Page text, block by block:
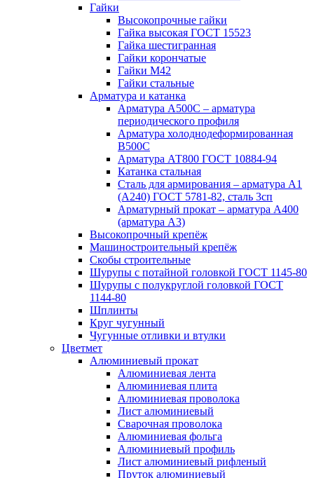
Гайки
Высокопрочные гайки
Гайка высокая ГОСТ 15523
Гайка шестигранная
Гайки корончатые
Гайки М42
Гайки стальные
Арматура и катанка
Арматура А500С – арматура
периодического профиля
Арматура холоднодеформированная
В500С
Арматура АТ800 ГОСТ 10884-94
Катанка стальная
Сталь для армирования – арматура А1
(А240) ГОСТ 5781-82, сталь 3сп
Арматурный прокат – арматура А400
(арматура А3)
Высокопрочный крепёж
Машиностроительный крепёж
Скобы строительные
Шурупы с потайной головкой ГОСТ 1145-80
Шурупы с полукруглой головкой ГОСТ
1144-80
Шплинты
Круг чугунный
Чугунные отливки и втулки
Цветмет
Алюминиевый прокат
Алюминиевая лента
Алюминиевая плита
Алюминиевая проволока
Лист алюминиевый
Сварочная проволока
Алюминиевая фольга
Алюминиевый профиль
Лист алюминиевый рифленый
Пруток алюминиевый